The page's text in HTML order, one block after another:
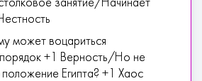
занятие/Начинает
может воцариться
+1 Верность/Но не
положение Египта? +1 Хаос